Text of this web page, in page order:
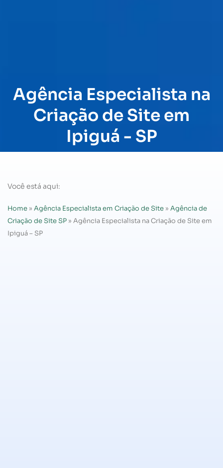
Agência Especialista na
Criação de Site em
Ipiguá - SP
Você está aqui:
Home » Agência Especialista em Criação de Site » Agência de
Criação de Site SP » Agência Especialista na Criação de Site em
Ipiguá – SP